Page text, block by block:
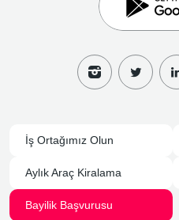
İş Ortağımız Olun
Aylık Araç Kiralama
Bayilik Başvurusu